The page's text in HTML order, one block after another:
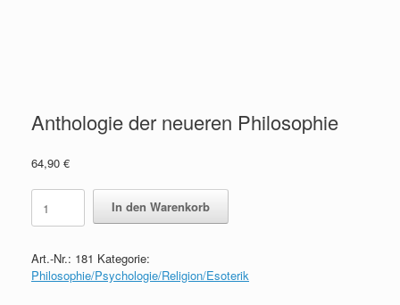
Anthologie der neueren Philosophie
64,90 €
Anthologie
der
neueren
quantity
In den Warenkorb
Art.-Nr.: 181 Kategorie:
Philosophie/Psychologie/Religion/Esoterik